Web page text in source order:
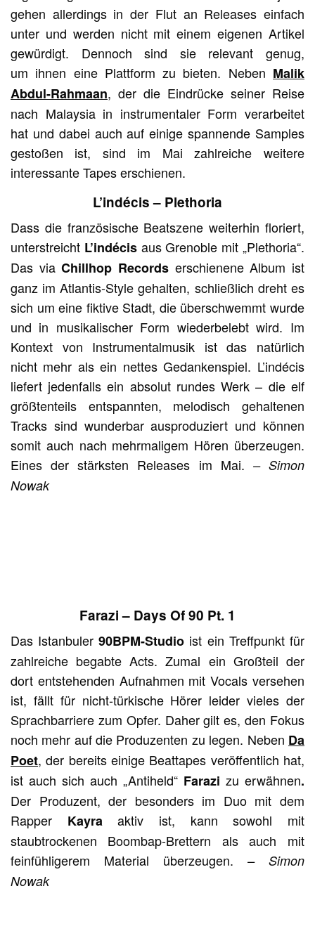
gehen allerdings in der Flut an Releases einfach
unter und werden nicht mit einem eigenen Artikel
gewürdigt. Dennoch sind sie relevant genug,
um ihnen eine Plattform zu bieten. Neben Malik
Abdul-Rahmaan, der die Eindrücke seiner Reise
nach Malaysia in instrumentaler Form verarbeitet
hat und dabei auch auf einige spannende Samples
gestoßen ist, sind im Mai zahlreiche weitere
interessante Tapes erschienen.
L’indécis – Plethoria
Dass die französische Beatszene weiterhin floriert,
unterstreicht L’indécisaus Grenoble mit „Plethoria“.
Das viaChillhop Records erschienene Album ist
ganz im Atlantis-Style gehalten, schließlich dreht es
sich um eine fiktive Stadt, die überschwemmt wurde
und in musikalischer Form wiederbelebt wird. Im
Kontext von Instrumentalmusik ist das natürlich
nicht mehr als ein nettes Gedankenspiel. L’indécis
liefert jedenfalls ein absolut rundes Werk – die elf
größtenteils entspannten, melodisch gehaltenen
Tracks sind wunderbar ausproduziert und können
somit auch nach mehrmaligem Hören überzeugen.
Eines der stärksten Releases im Mai. – Simon
Nowak
Farazi – Days Of 90 Pt. 1
Das Istanbuler90BPM-Studio ist ein Treffpunkt für
zahlreiche begabte Acts. Zumal ein Großteil der
dort entstehenden Aufnahmen mit Vocals versehen
ist, fällt für nicht-türkische Hörer leider vieles der
Sprachbarriere zum Opfer. Daher gilt es, den Fokus
noch mehr auf die Produzenten zu legen. Neben Da
Poet, der bereits einige Beattapes veröffentlich hat,
ist auch sich auch „Antiheld“ Farazi zu erwähnen.
Der Produzent, der besonders im Duo mit dem
Rapper Kayra aktiv ist, kann sowohl mit
staubtrockenen Boombap-Brettern als auch mit
feinfühligerem Material überzeugen. – Simon
Nowak